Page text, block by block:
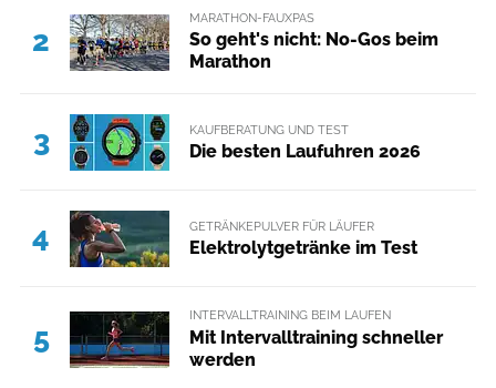
2
MARATHON-FAUXPAS
So geht's nicht: No-Gos beim
Marathon
3 KAUFBERATUNG UND TEST
Die besten Laufuhren 2026
4 GETRÄNKEPULVER FÜR LÄUFER
Elektrolytgetränke im Test
5
INTERVALLTRAINING BEIM LAUFEN
Mit Intervalltraining schneller
werden